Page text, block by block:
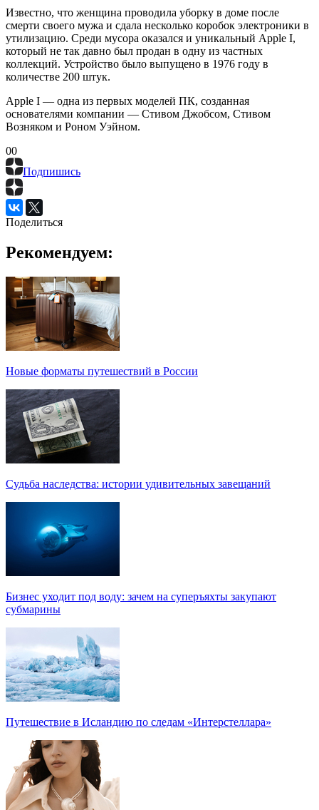
Известно, что женщина проводила уборку в доме после
смерти своего мужа и сдала несколько коробок электроники в
утилизацию. Среди мусора оказался и уникальный Apple I,
который не так давно был продан в одну из частных
коллекций. Устройство было выпущено в 1976 году в
количестве 200 штук.
Apple I — одна из первых моделей ПК, созданная
основателями компании — Стивом Джобсом, Стивом
Возняком и Роном Уэйном.
00
Подпишись
Поделиться
Рекомендуем:
Новые форматы путешествий в России
Судьба наследства: истории удивительных завещаний
Бизнес уходит под воду: зачем на суперъяхты закупают
субмарины
Путешествие в Исландию по следам «Интерстеллара»